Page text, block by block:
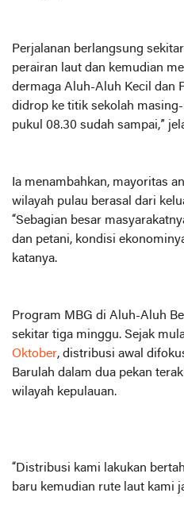
Perjalanan berlangsung
perairan laut dan kemudian
dermaga Aluh-Aluh Kecil dan
didrop ke titik sekolah
pukul 08.30 sudah sampai,”
Ia menambahkan, mayoritas
wilayah pulau berasal dari
“Sebagian besar
dan petani, kondisi
katanya.
Program MBG di Aluh-Aluh
sekitar tiga minggu. Sejak
Oktober, distribusi awal
Barulah dalam dua pekan
wilayah kepulauan.
“Distribusi kami lakukan
baru kemudian rute laut kami